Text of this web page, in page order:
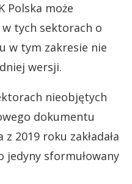
Polska może
tych sektorach o
w tym zakresie nie
wersji.
nieobjętych
dokumentu
2019 roku zakładała
jedyny sformułowany